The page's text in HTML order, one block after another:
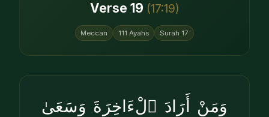
Verse 19 (17:19)
Meccan 111 Ayahs Surah 17
وَمَنْ أَرَادَ ٱلْءَاخِرَةَ وَسَعَىٰ